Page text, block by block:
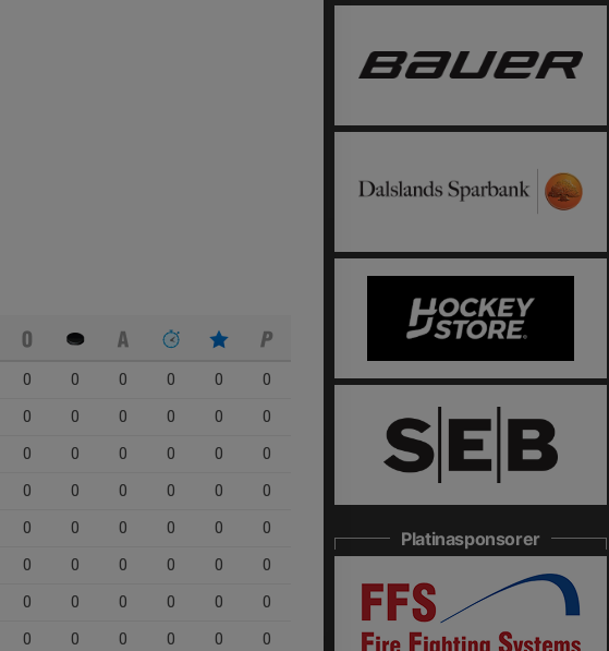
0 0 0 0 0
0
0 0 0 0 0
0
0 0 0 0 0
0
0 0 0 0 0
0
0 0 0 0 0
0
0 0 0 0 0
0
0 0 0 0 0
0
0 0 0 0 0
0
Platinasponsorer